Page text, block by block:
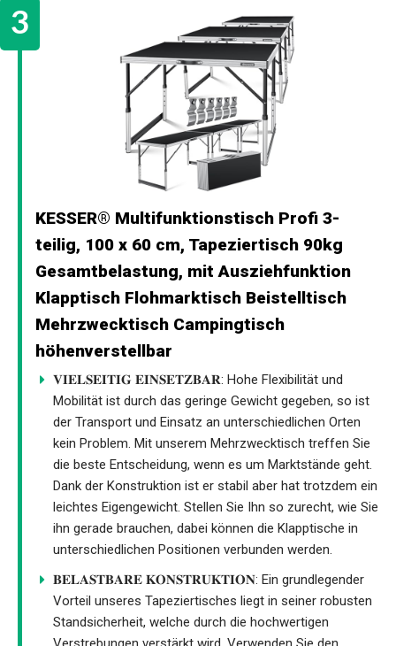
KESSER® Multifunktionstisch Profi 3-
teilig, 100 x 60 cm, Tapeziertisch 90kg
Gesamtbelastung, mit Ausziehfunktion
Klapptisch Flohmarktisch Beistelltisch
Mehrzwecktisch Campingtisch
höhenverstellbar
𝐕𝐈𝐄𝐋𝐒𝐄𝐈𝐓𝐈𝐆 𝐄𝐈𝐍𝐒𝐄𝐓𝐙𝐁𝐀𝐑: Hohe Flexibilität und
Mobilität ist durch das geringe Gewicht gegeben, so ist
der Transport und Einsatz an unterschiedlichen Orten
kein Problem. Mit unserem Mehrzwecktisch treffen Sie
die beste Entscheidung, wenn es um Marktstände geht.
Dank der Konstruktion ist er stabil aber hat trotzdem ein
leichtes Eigengewicht. Stellen Sie Ihn so zurecht, wie Sie
ihn gerade brauchen, dabei können die Klapptische in
unterschiedlichen Positionen verbunden werden.
𝐁𝐄𝐋𝐀𝐒𝐓𝐁𝐀𝐑𝐄 𝐊𝐎𝐍𝐒𝐓𝐑𝐔𝐊𝐓𝐈𝐎𝐍: Ein grundlegender
Vorteil unseres Tapeziertisches liegt in seiner robusten
Standsicherheit, welche durch die hochwertigen